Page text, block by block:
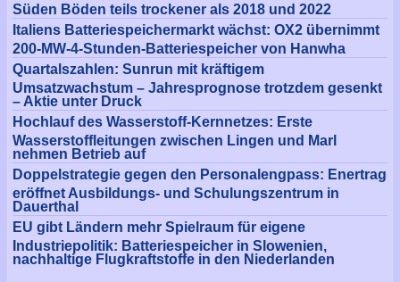
Süden Böden teils trockener als 2018 und 2022
Italiens Batteriespeichermarkt wächst: OX2 übernimmt
200-MW-4-Stunden-Batteriespeicher von Hanwha
Quartalszahlen: Sunrun mit kräftigem
Umsatzwachstum – Jahresprognose trotzdem gesenkt
– Aktie unter Druck
Hochlauf des Wasserstoff-Kernnetzes: Erste
Wasserstoffleitungen zwischen Lingen und Marl
nehmen Betrieb auf
Doppelstrategie gegen den Personalengpass: Enertrag
eröffnet Ausbildungs- und Schulungszentrum in
Dauerthal
EU gibt Ländern mehr Spielraum für eigene
Industriepolitik: Batteriespeicher in Slowenien,
nachhaltige Flugkraftstoffe in den Niederlanden